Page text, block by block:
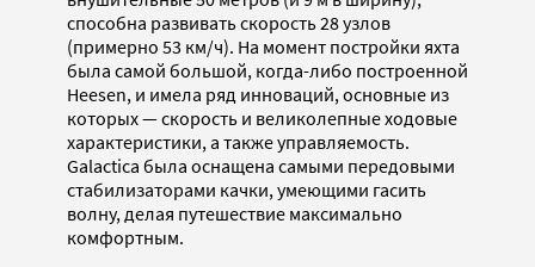
способна развивать скорость 28 узлов
(примерно 53 км/ч). На момент постройки яхта
была самой большой, когда-либо построенной
Heesen, и имела ряд инноваций, основные из
которых — скорость и великолепные ходовые
характеристики, а также управляемость.
Galactica была оснащена самыми передовыми
стабилизаторами качки, умеющими гасить
волну, делая путешествие максимально
комфортным.